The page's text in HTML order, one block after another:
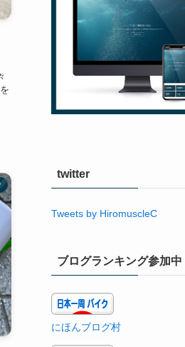
twitter
Tweets by HiromuscleC
ブログランキング参加中
にほんブログ村